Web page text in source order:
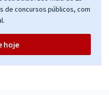
de concursos públicos, com
hoje